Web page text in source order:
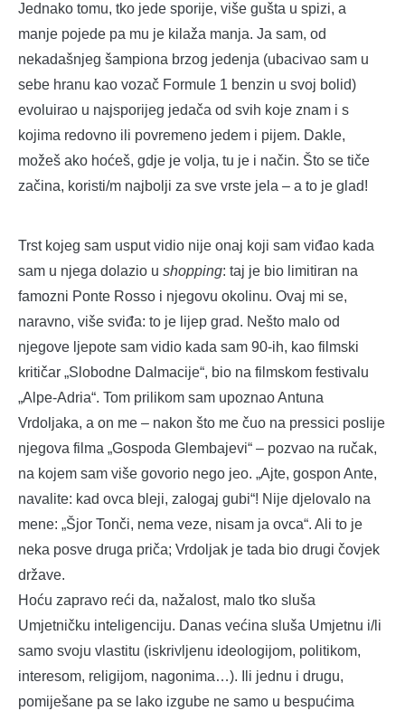
Jednako tomu, tko jede sporije, više gušta u spizi, a
manje pojede pa mu je kilaža manja. Ja sam, od
nekadašnjeg šampiona brzog jedenja (ubacivao sam u
sebe hranu kao vozač Formule 1 benzin u svoj bolid)
evoluirao u najsporijeg jedača od svih koje znam i s
kojima redovno ili povremeno jedem i pijem. Dakle,
možeš ako hoćeš, gdje je volja, tu je i način. Što se tiče
začina, koristi/m najbolji za sve vrste jela – a to je glad!
Trst kojeg sam usput vidio nije onaj koji sam viđao kada
sam u njega dolazio u shopping: taj je bio limitiran na
famozni Ponte Rosso i njegovu okolinu. Ovaj mi se,
naravno, više sviđa: to je lijep grad. Nešto malo od
njegove ljepote sam vidio kada sam 90-ih, kao filmski
kritičar „Slobodne Dalmacije“, bio na filmskom festivalu
„Alpe-Adria“. Tom prilikom sam upoznao Antuna
Vrdoljaka, a on me – nakon što me čuo na pressici poslije
njegova filma „Gospoda Glembajevi“ – pozvao na ručak,
na kojem sam više govorio nego jeo. „Ajte, gospon Ante,
navalite: kad ovca bleji, zalogaj gubi“! Nije djelovalo na
mene: „Šjor Tonči, nema veze, nisam ja ovca“. Ali to je
neka posve druga priča; Vrdoljak je tada bio drugi čovjek
države.
Hoću zapravo reći da, nažalost, malo tko sluša
Umjetničku inteligenciju. Danas većina sluša Umjetnu i/li
samo svoju vlastitu (iskrivljenu ideologijom, politikom,
interesom, religijom, nagonima…). Ili jednu i drugu,
pomiješane pa se lako izgube ne samo u bespućima